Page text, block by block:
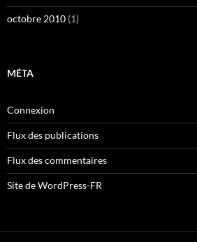
octobre 2010 (1)
MÉTA
Connexion
Flux des publications
Flux des commentaires
Site de WordPress-FR